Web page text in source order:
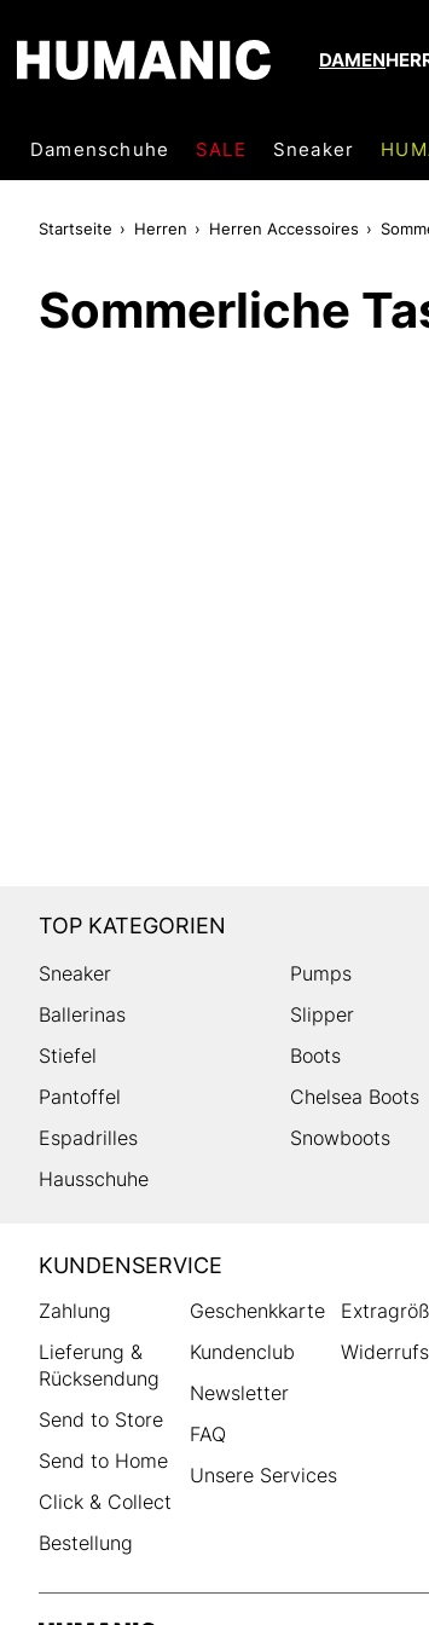
DAMEN
Damenschuhe SALE Sneaker
Startseite Herren Herren Accessoires
Sommerliche
TOP KATEGORIEN
Sneaker Pumps
Ballerinas
Slipper
Stiefel
Boots
Pantoffel
Chelsea Boots
Espadrilles
Snowboots
Hausschuhe
HUMANIC
Footer
KUNDENSERVICE
Zahlung
Lieferung &
Rücksendung
Send to Store
Send to Home
Click & Collect
Bestellung
Geschenkkarte
Kundenclub
Newsletter
FAQ
Unsere Services